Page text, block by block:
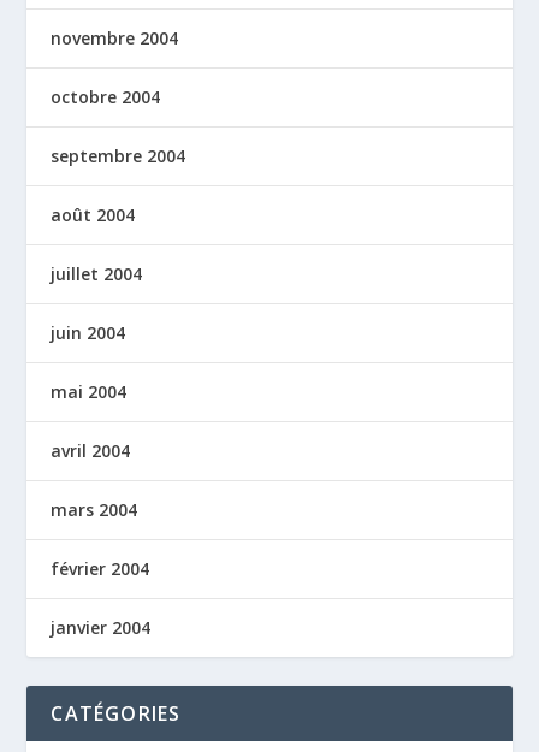
novembre 2004
octobre 2004
septembre 2004
août 2004
juillet 2004
juin 2004
mai 2004
avril 2004
mars 2004
février 2004
janvier 2004
CATÉGORIES